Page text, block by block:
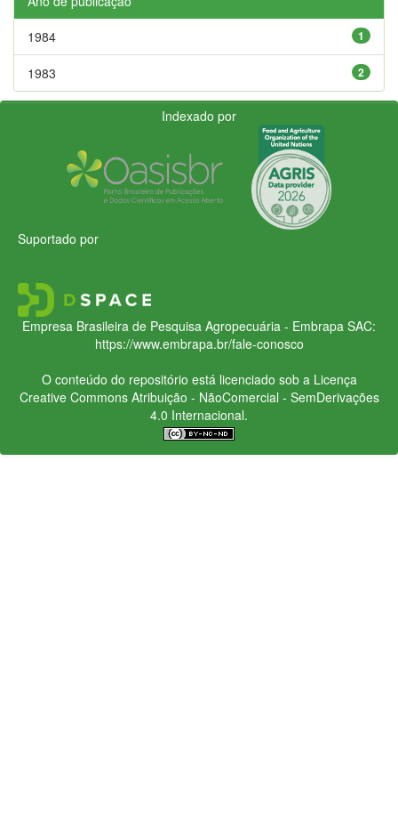
1
1984
2
1983
Indexado por
Suportado por
Empresa Brasileira de Pesquisa Agropecuária - Embrapa SAC:
https://www.embrapa.br/fale-conosco
O conteúdo do repositório está licenciado sob a Licença
Creative CommonsAtribuição - NãoComercial - SemDerivações
4.0 Internacional.